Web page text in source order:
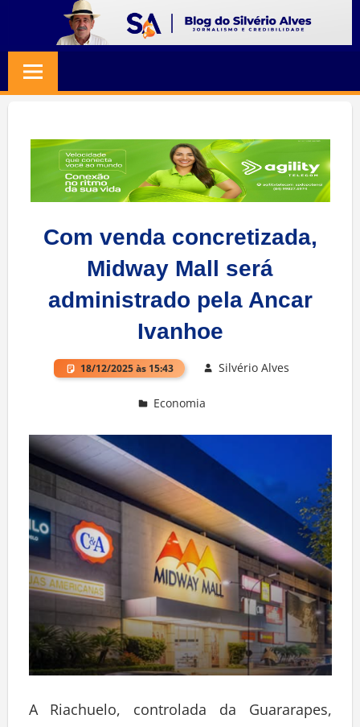
content
SILVERIO
ALVES
Jornalismo
Credibilidade
Com venda concretizada,
Midway Mall será
administrado pela Ancar
Ivanhoe
18/12/2025 às 15:43 Silvério Alves
Economia
A Riachuelo, controlada da Guararapes,